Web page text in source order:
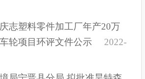
志塑料零件加工厂年产20万
轮项目环评文件公示
2022-